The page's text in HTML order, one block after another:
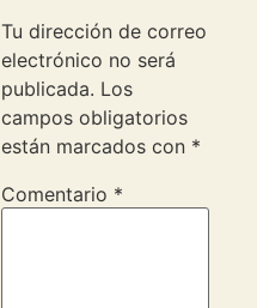
Tu dirección de correo
electrónico no será
publicada. Los
campos obligatorios
están marcados con *
Comentario *